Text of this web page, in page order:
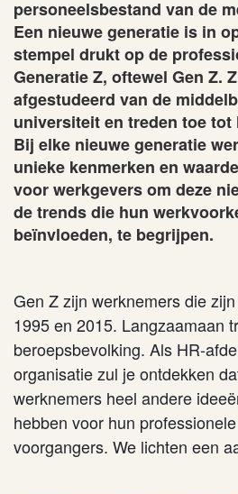
personeelsbestand van de
Een nieuwe generatie is in
stempel drukt op de
Generatie Z, oftewel Gen Z.
afgestudeerd van de
universiteit en treden toe tot
Bij elke nieuwe generatie
unieke kenmerken en
voor werkgevers om deze
de trends die hun
beïnvloeden, te begrijpen.
Gen Z zijn werknemers die
1995 en 2015. Langzaamaan
beroepsbevolking. Als HR-
organisatie zul je ontdekken
werknemers heel andere
hebben voor hun
voorgangers. We lichten een